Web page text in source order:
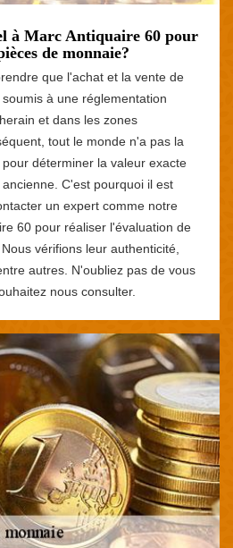
à Marc Antiquaire 60 pour
de monnaie?
que l'achat et la vente de
à une réglementation
et dans les zones
tout le monde n'a pas la
déterminer la valeur exacte
C'est pourquoi il est
un expert comme notre
60 pour réaliser l'évaluation de
vérifions leur authenticité,
autres. N'oubliez pas de vous
nous consulter.